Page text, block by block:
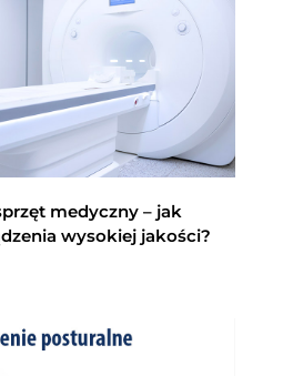
medyczny – jak
wysokiej jakości?